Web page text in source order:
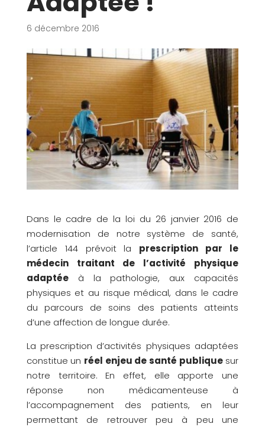
6 décembre 2016
Dans le cadre de la loi du 26 janvier 2016 de
modernisation de notre système de santé,
l’article 144 prévoit la prescription par le
médecin traitant de l’activité physique
adaptéeà la pathologie, aux capacités
physiques et au risque médical, dans le cadre
du parcours de soins des patients atteints
d’une affection de longue durée.
La prescription d’activités physiques adaptées
constitue un réel enjeu de santé publiquesur
notre territoire. En effet, elle apporte une
réponse non médicamenteuse à
l’accompagnement des patients, en leur
permettant de retrouver peu à peu une